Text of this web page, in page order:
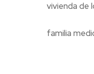
vivienda de
familia